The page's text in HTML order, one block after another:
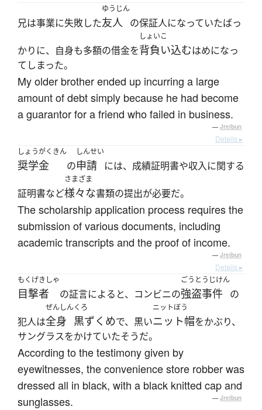
兄は事業に失敗した
ゆうじん
友人 の保証人になっていたばっ
かりに、自身も多額の借金を
しょいこ
背負い込むはめになっ
てしまった。
My older brother ended up incurring a large
amount of debt simply because he had become
a guarantor for a friend who failed in business.
— Jreibun
Details ▸
しょうがくきん
奨学金 の
しんせい
申請 には、成績証明書や収入に関する
証明書など
さまざま
様々な書類の提出が必要だ。
The scholarship application process requires the
submission of various documents, including
academic transcripts and the proof of income.
— Jreibun
Details ▸
もくげきしゃ
目撃者 の証言によると、コンビニの
ごうとうじけん
強盗事件 の
犯人は
ぜんしん
全身
くろ
黒ずくめで、黒い
ニットぼう
ニット帽をかぶり、
サングラスをかけていたそうだ。
According to the testimony given by
eyewitnesses, the convenience store robber was
dressed all in black, with a black knitted cap and
sunglasses.
— Jreibun